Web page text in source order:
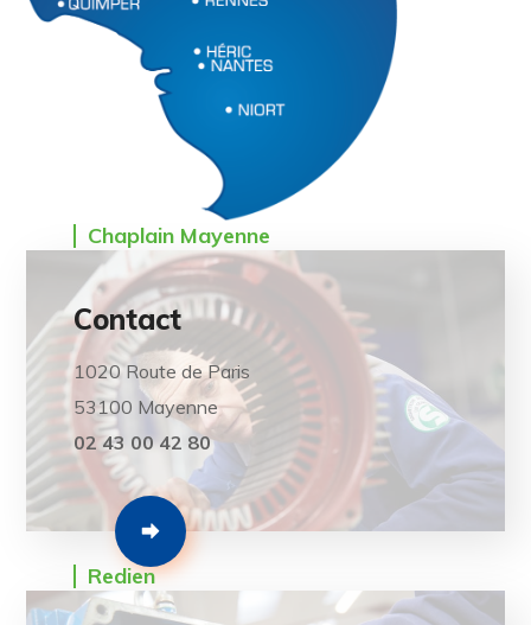
Chaplain Mayenne
Contact
1020 Route de Paris
53100 Mayenne
02 43 00 42 80
Redien